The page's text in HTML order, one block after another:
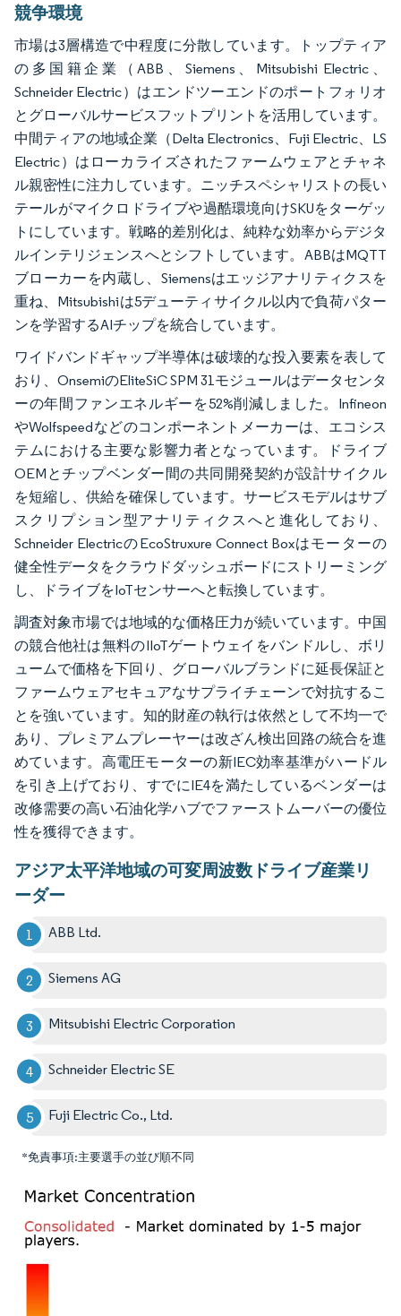
競争環境
市場は3層構造で中程度に分散しています。トップティア
の多国籍企業（ABB、Siemens、Mitsubishi Electric、
Schneider Electric）はエンドツーエンドのポートフォリオ
とグローバルサービスフットプリントを活用しています。
中間ティアの地域企業（Delta Electronics、Fuji Electric、LS
Electric）はローカライズされたファームウェアとチャネ
ル親密性に注力しています。ニッチスペシャリストの長い
テールがマイクロドライブや過酷環境向けSKUをターゲッ
トにしています。戦略的差別化は、純粋な効率からデジタ
ルインテリジェンスへとシフトしています。ABBはMQTT
ブローカーを内蔵し、Siemensはエッジアナリティクスを
重ね、Mitsubishiは5デューティサイクル以内で負荷パター
ンを学習するAIチップを統合しています。
ワイドバンドギャップ半導体は破壊的な投入要素を表して
おり、OnsemiのEliteSiC SPM 31モジュールはデータセンタ
ーの年間ファンエネルギーを52%削減しました。Infineon
やWolfspeedなどのコンポーネントメーカーは、エコシス
テムにおける主要な影響力者となっています。ドライブ
OEMとチップベンダー間の共同開発契約が設計サイクル
を短縮し、供給を確保しています。サービスモデルはサブ
スクリプション型アナリティクスへと進化しており、
Schneider ElectricのEcoStruxure Connect Boxはモーターの
健全性データをクラウドダッシュボードにストリーミング
し、ドライブをIoTセンサーへと転換しています。
調査対象市場では地域的な価格圧力が続いています。中国
の競合他社は無料のIIoTゲートウェイをバンドルし、ボリ
ュームで価格を下回り、グローバルブランドに延長保証と
ファームウェアセキュアなサプライチェーンで対抗するこ
とを強いています。知的財産の執行は依然として不均一で
あり、プレミアムプレーヤーは改ざん検出回路の統合を進
めています。高電圧モーターの新IEC効率基準がハードル
を引き上げており、すでにIE4を満たしているベンダーは
改修需要の高い石油化学ハブでファーストムーバーの優位
性を獲得できます。
アジア太平洋地域の可変周波数ドライブ産業リ
ーダー
ABB Ltd.
Siemens AG
Mitsubishi Electric Corporation
Schneider Electric SE
Fuji Electric Co., Ltd.
*免責事項:主要選手の並び順不同